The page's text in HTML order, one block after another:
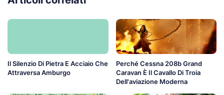
Il Silenzio Di Pietra E Acciaio Che
Attraversa Amburgo
Perché Cessna 208b Grand
Caravan È Il Cavallo Di Troia
Dell'aviazione Moderna